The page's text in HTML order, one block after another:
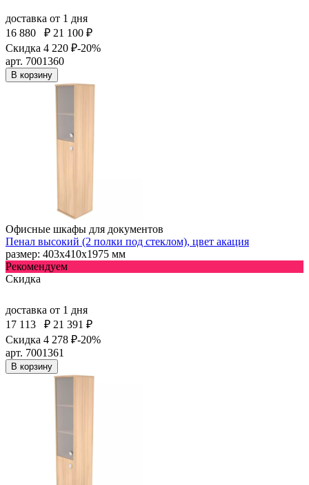
доставка от 1 дня
16 880
₽ 21 100 ₽
Скидка 4 220 ₽-20%
арт. 7001360
В корзину
Офисные шкафы для документов
Пенал высокий (2 полки под стеклом), цвет акация
размер: 403х410х1975 мм
Рекомендуем
Скидка
доставка от 1 дня
17 113
₽ 21 391 ₽
Скидка 4 278 ₽-20%
арт. 7001361
В корзину